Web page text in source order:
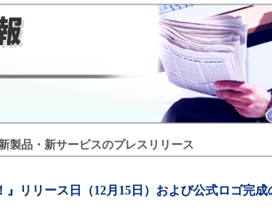
製品・新サービスのプレスリリース
リリース日（12月15日）および公式ロゴ完成